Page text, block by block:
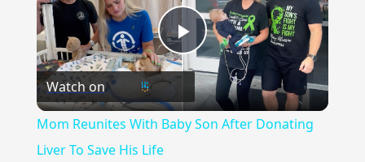
Play
Video
Watch on
Mom Reunites With Baby Son After Donating
Liver To Save His Life